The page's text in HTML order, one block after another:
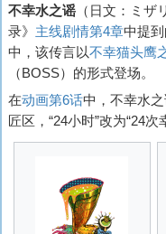
跳
转
至：
导
航
、
搜
不幸水之谣（日文： ミザ
录》 主线剧情第4章中提
中，该传言以不幸猫头鹰
（BOSS）的形式登场。
在动画第6话中，不幸水
匠区，“24小时”改为“24次